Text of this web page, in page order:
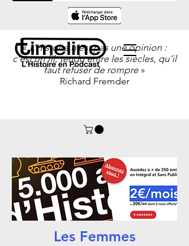
«L’Histoire n’est pas une opinion :
c’est un fil, tendu entre les siècles, qu’il
faut refuser de rompre»
Richard Fremder
Les Femmes